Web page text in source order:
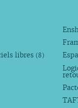
libres (8)